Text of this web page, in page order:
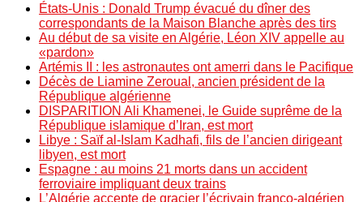
États-Unis : Donald Trump évacué du dîner des
correspondants de la Maison Blanche après des tirs
Au début de sa visite en Algérie, Léon XIV appelle au
«pardon»
Artémis II : les astronautes ont amerri dans le Pacifique
Décès de Liamine Zeroual, ancien président de la
République algérienne
DISPARITION Ali Khamenei, le Guide suprême de la
République islamique d’Iran, est mort
Libye : Saïf al-Islam Kadhafi, fils de l’ancien dirigeant
libyen, est mort
Espagne : au moins 21 morts dans un accident
ferroviaire impliquant deux trains
L’Algérie accepte de gracier l’écrivain franco-algérien